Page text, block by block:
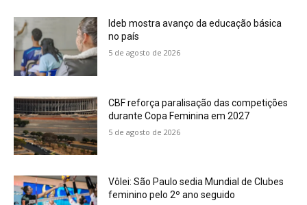
Ideb mostra avanço da educação básica
no país
5 de agosto de 2026
CBF reforça paralisação das competições
durante Copa Feminina em 2027
5 de agosto de 2026
Vôlei: São Paulo sedia Mundial de Clubes
feminino pelo 2º ano seguido